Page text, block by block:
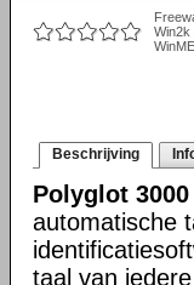
Win2k
Beschrijving
Polyglot 3000
automatische
taal van